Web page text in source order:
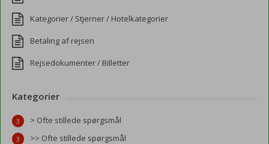
Kategorier / Stjerner / Hotelkategorier
Betaling af rejsen
Rejsedokumenter / Billetter
Kategorier
> Ofte stillede spørgsmål
3
>> Ofte stillede spørgsmål
3